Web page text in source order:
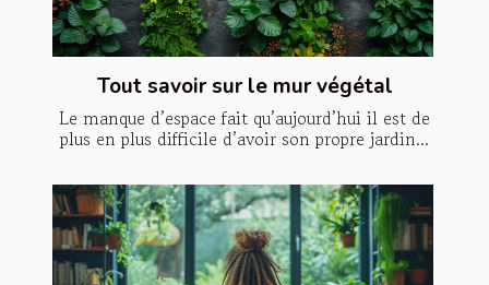
Tout savoir sur le mur végétal
Le manque d’espace fait qu’aujourd’hui il est de
plus en plus difficile d’avoir son propre jardin...